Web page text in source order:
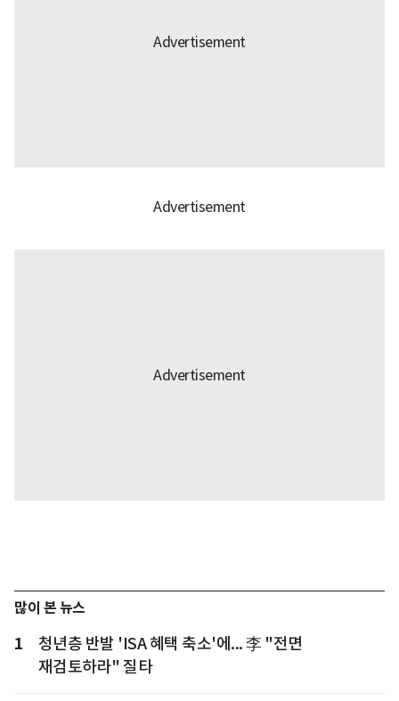
많이 본 뉴스
1
청년층 반발 'ISA 혜택 축소'에... 李 "전면
재검토하라" 질타